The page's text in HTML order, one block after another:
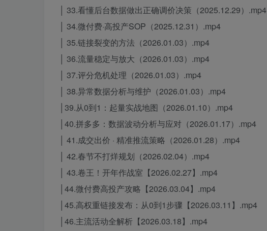
│ 33.看懂后台数据做出正确调价决策（2025.12.29）.mp4
│ 34.微付费·高投产SOP（2025.12.31）.mp4
│ 35.链接裂变的方法（2026.01.03）.mp4
│ 36.流量稳定与放大（2026.01.03）.mp4
│ 37.评分危机处理（2026.01.03）.mp4
│ 38.异常数据分析与维护（2026.01.03）.mp4
│39.从0到1：起量实战地图（2026.01.10）.mp4
│40.拼多多：数据波动分析与应对（2026.01.17）.mp4
│ 41.成交出价 · 精准推流策略（2026.01.28）.mp4
│ 42.春节不打烊规划（2026.02.04）.mp4
│ 43.卷王！开年作战室【2026.02.27】.mp4
│44.微付费高投产攻略【2026.03.04】.mp4
│45.高权重链接发布：从0到1步骤【2026.03.11】.mp4
│46.主流活动全解析【2026.03.18】.mp4